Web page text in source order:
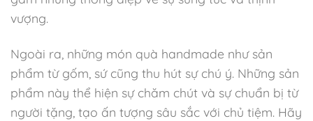
vượng.
Ngoài ra, những món quà handmade như sản
phẩm từ gốm, sứ cũng thu hút sự chú ý. Những sản
phẩm này thể hiện sự chăm chút và sự chuẩn bị từ
người tặng, tạo ấn tượng sâu sắc với chủ tiệm. Hãy